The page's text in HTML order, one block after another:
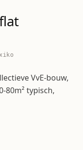
VvE-bouw,
80m² typisch,